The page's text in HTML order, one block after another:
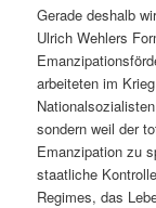
Gerade deshalb
Ulrich Wehlers
arbeiteten im
sondern weil der
Emanzipation zu
staatliche
Regimes, das